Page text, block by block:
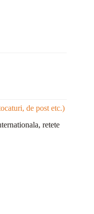
de post etc.)
retete